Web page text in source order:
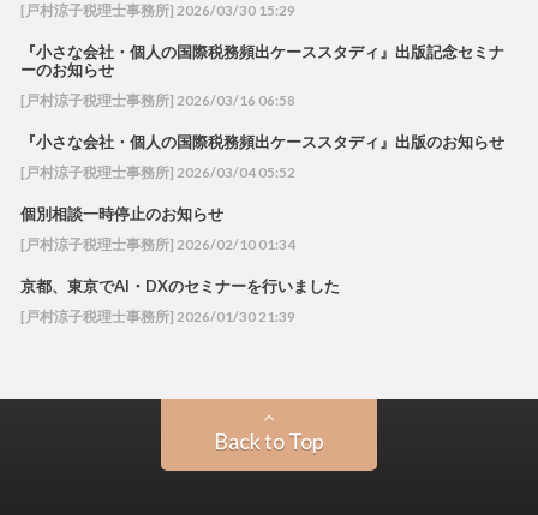
[戸村涼子税理士事務所] 2026/03/30 15:29
『小さな会社・個人の国際税務頻出ケーススタディ』出版記念セミナ
ーのお知らせ
[戸村涼子税理士事務所] 2026/03/16 06:58
『小さな会社・個人の国際税務頻出ケーススタディ』出版のお知らせ
[戸村涼子税理士事務所] 2026/03/04 05:52
個別相談一時停止のお知らせ
[戸村涼子税理士事務所] 2026/02/10 01:34
京都、東京でAI・DXのセミナーを行いました
[戸村涼子税理士事務所] 2026/01/30 21:39
Back to Top